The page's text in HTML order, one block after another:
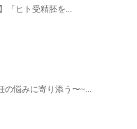
「ヒト受精胚を...
の悩みに寄り添う〜~...